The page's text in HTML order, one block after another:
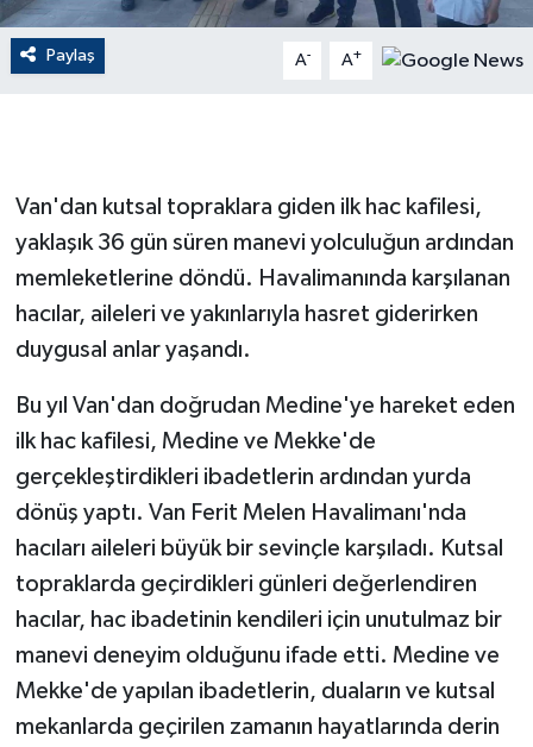
Paylaş A- A+
Van'dan kutsal topraklara giden ilk hac kafilesi,
yaklaşık 36 gün süren manevi yolculuğun ardından
memleketlerine döndü. Havalimanında karşılanan
hacılar, aileleri ve yakınlarıyla hasret giderirken
duygusal anlar yaşandı.
Bu yıl Van'dan doğrudan Medine'ye hareket eden
ilk hac kafilesi, Medine ve Mekke'de
gerçekleştirdikleri ibadetlerin ardından yurda
dönüş yaptı. Van Ferit Melen Havalimanı'nda
hacıları aileleri büyük bir sevinçle karşıladı. Kutsal
topraklarda geçirdikleri günleri değerlendiren
hacılar, hac ibadetinin kendileri için unutulmaz bir
manevi deneyim olduğunu ifade etti. Medine ve
Mekke'de yapılan ibadetlerin, duaların ve kutsal
mekanlarda geçirilen zamanın hayatlarında derin
Flaş Haber
GÜNDEM
Güvenlik
HABERDE İNSAN
İNSAN
İş Dünyası
Jandarma
Kadın
KÜLTÜR SANAT
MAGAZİN